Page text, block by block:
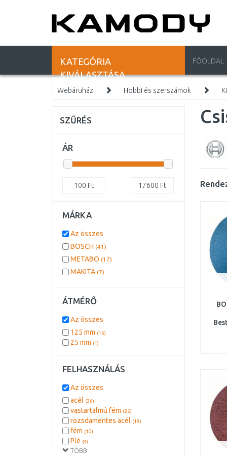
KATEGÓRIA
KIVÁLASZTÁSA
FŐOLDAL
Webáruház Hobbi és szerszámok
SZŰRÉS
ÁR
100 Ft 17600 Ft
MÁRKA
Az összes
BOSCH (41)
METABO (17)
MAKITA (7)
ÁTMÉRŐ
Az összes
125 mm (16)
25 mm (1)
FELHASZNÁLÁS
TÖBB
Az összes
acél (26)
vastartalmú fém (26)
rozsdamentes acél (18)
fém (10)
Plé (8)
titán(8)